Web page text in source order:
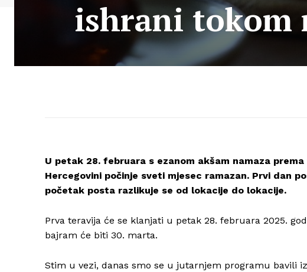
ishrani tokom
U petak 28. februara s ezanom akšam namaza
Hercegovini počinje sveti mjesec ramazan. Prvi dan
početak posta razlikuje se od lokacije do lokacije.
Prva teravija će se klanjati u petak 28. februara 2025.
bajram će biti 30. marta.
Stim u vezi, danas smo se u jutarnjem programu bavili